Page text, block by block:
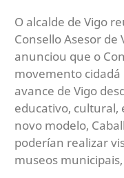
O alcalde de Vigo
Consello Asesor
anunciou que o
movemento
avance de Vigo
educativo, cultural,
novo modelo,
poderían realizar
museos